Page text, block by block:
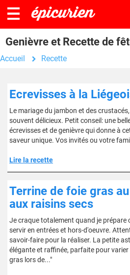
Genièvre et Recette de
Accueil Recette
Ecrevisses à la
Le mariage du jambon et des
souvent délicieux. Petit conseil: une
écrevisses et de genièvre qui donne à
saveur unique. Vos invités ou votre
Lire la recette
Terrine de foie gras
aux raisins secs
Je craque totalement quand je prépare
servir en entrées et hors-d'oeuvre.
savoir-faire pour la réaliser. La petite
élégante et raffinée, parfaite pour
gras lors de..."